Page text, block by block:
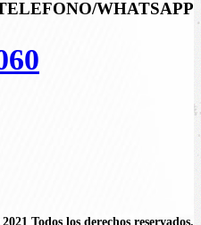
WHATSAPP
Todos los derechos reservados.